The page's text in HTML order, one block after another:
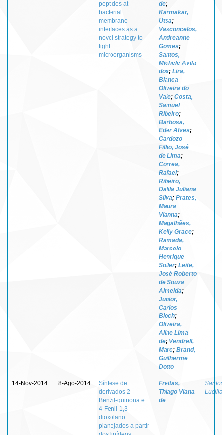
peptides at
bacterial
membrane
interfaces as a
novel strategy to
fight
microorganisms
de;
Karmakar,
Utsa;
Vasconcelos,
Andreanne
Gomes;
Santos,
Michele Avila
dos; Lira,
Bianca
Oliveira do
Vale; Costa,
Samuel
Ribeiro;
Barbosa,
Eder Alves;
Cardozo
Filho, José
de Lima;
Correa,
Rafael;
Ribeiro,
Dalila Juliana
Silva; Prates,
Maura
Vianna;
Magalhães,
Kelly Grace;
Ramada,
Marcelo
Henrique
Soller; Leite,
José Roberto
de Souza
Almeida;
Junior,
Carlos
Bloch;
Oliveira,
Aline Lima
de; Vendrell,
Marc; Brand,
Guilherme
Dotto
14-Nov-2014 8-Ago-2014
Síntese de
derivados 2-
Benzil-quinona e
4-Fenil-1,3-
dioxolano
planejados a partir
Freitas,
Thiago Viana
de